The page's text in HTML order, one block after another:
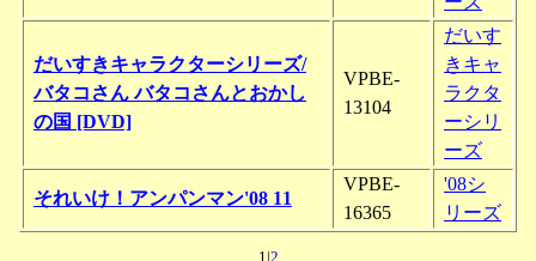
だいすきキャラクターシリーズ/
バタコさん バタコさんとおかし
の国 [DVD]
VPBE-
13104
だいす
きキャ
ラクタ
ーシリ
ーズ
それいけ！アンパンマン'08 11
VPBE-
16365
'08シ
リーズ